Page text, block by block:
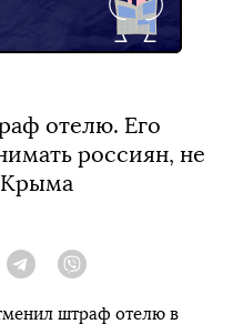
отелю. Его
россиян, не
TelegramViber
штраф отелю в